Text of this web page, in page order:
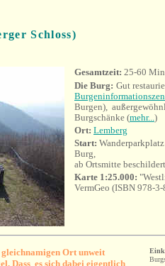
Schloss)
Gesamtzeit: 25-60
Die Burg: Gut
Burgen),
Burgschänke (mehr...)
Ort: Lemberg
Start:
Burg,
ab Ortsmitte
Karte 1:25.000:
VermGeo (ISBN 978-
Ort unweit
Dass es sich dabei eigentlich